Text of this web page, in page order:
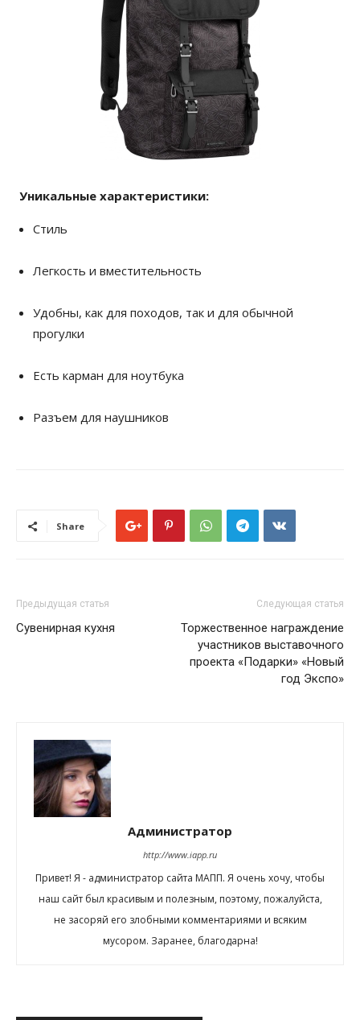
Уникальные характеристики:
Стиль
Легкость и вместительность
Удобны, как для походов, так и для обычной
прогулки
Есть карман для ноутбука
Разъем для наушников
Share
Предыдущая статья
Сувенирная кухня
Следующая статья
Торжественное награждение
участников выставочного
проекта «Подарки» «Новый
год Экспо»
Администратор
http://www.iapp.ru
Привет! Я - администратор сайта МАПП. Я очень хочу, чтобы
наш сайт был красивым и полезным, поэтому, пожалуйста,
не засоряй его злобными комментариями и всяким
мусором. Заранее, благодарна!